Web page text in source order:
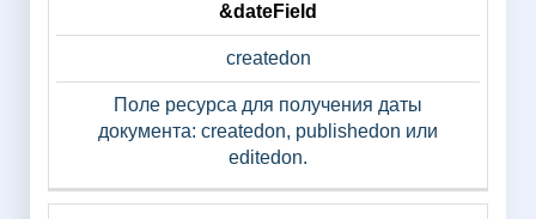
&dateField
createdon
Поле ресурса для получения даты
документа: createdon, publishedon или
editedon.